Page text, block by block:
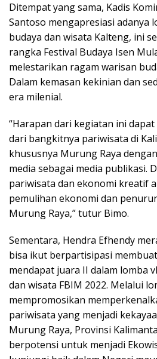
Ditempat yang sama, Kadis
Santoso mengapresiasi adanya
budaya dan wisata Kalteng, ini
rangka Festival Budaya Isen
melestarikan ragam warisan
Dalam kemasan kekinian dan
era milenial.
“Harapan dari kegiatan ini
dari bangkitnya pariwisata di
khususnya Murung Raya
media sebagai media publikasi.
pariwisata dan ekonomi kreatif
pemulihan ekonomi dan
Murung Raya,” tutur Bimo.
Sementara, Hendra Efhendy
bisa ikut berpartisipasi
mendapat juara II dalam lomba
dan wisata FBIM 2022. Melalui
mempromosikan
pariwisata yang menjadi
Murung Raya, Provinsi
berpotensi untuk menjadi